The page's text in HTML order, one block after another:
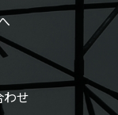
せ